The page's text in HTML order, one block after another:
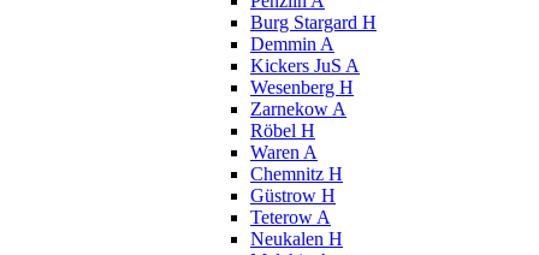
Burg Stargard H
Demmin A
Kickers JuS A
Wesenberg H
Zarnekow A
Röbel H
Waren A
Chemnitz H
Güstrow H
Teterow A
Neukalen H